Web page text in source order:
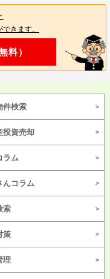
きます。
料）
件検索
投資売却
ラム
んコラム
索
策
理